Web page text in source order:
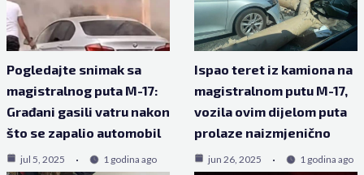
Pogledajte snimak sa
magistralnog puta M-17:
Građani gasili vatru nakon
što se zapalio automobil
jul 5, 2025 1 godina ago
Ispao teret iz kamiona na
magistralnom putu M-17,
vozila ovim dijelom puta
prolaze naizmjenično
jun 26, 2025 1 godina ago